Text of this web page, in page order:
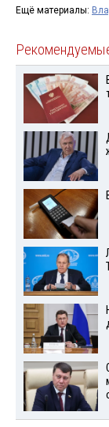
Ещё материалы: